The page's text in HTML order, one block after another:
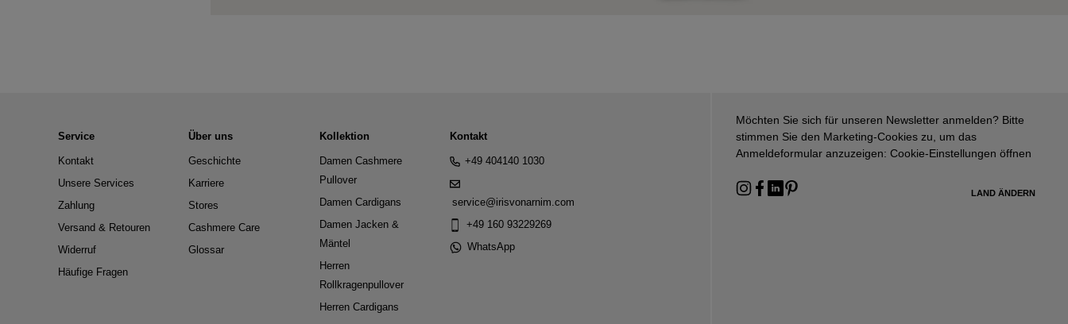
Service
Kontakt
Unsere Services
Zahlung
Versand & Retouren
Widerruf
Häufige Fragen
Über uns
Geschichte
Karriere
Stores
Cashmere Care
Glossar
Kollektion
Damen Cashmere
Pullover
Damen Cardigans
Damen Jacken &
Mäntel
Herren
Rollkragenpullover
Herren Cardigans
Kontakt
+49 404140 1030
service@irisvonarnim.com
+49 160 93229269
WhatsApp
Möchten Sie sich für unseren Newsletter anmelden? Bitte
stimmen Sie den Marketing-Cookies zu, um das
Anmeldeformular anzuzeigen: Cookie-Einstellungen öffnen
LAND ÄNDERN